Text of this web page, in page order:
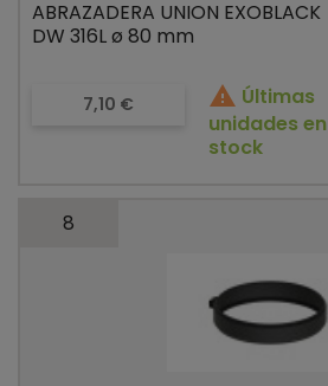
ABRAZADERA UNION EXOBLACK
DW 316L ø 80 mm
Precio
7,10 €  Últimas
unidades en
stock
8